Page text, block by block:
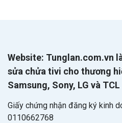
Website: Tunglan.com.vn
sửa chửa tivi cho thương
Samsung, Sony, LG và TCL
Giấy chứng nhận đăng ký kinh
0110662768